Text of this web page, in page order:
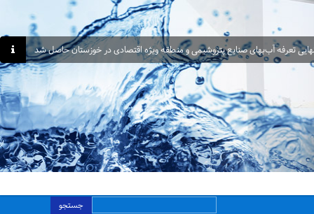
تعرفه آب‌بهای صنایع پتروشیمی و منطقه ویژه اقتصادی در خوزستان حاصل شد
جستجو